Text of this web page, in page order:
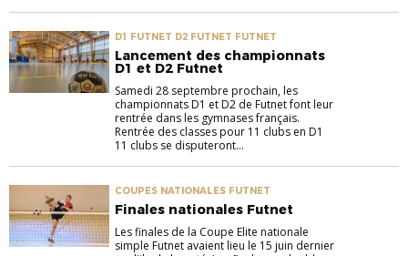
D1 FUTNET D2 FUTNET FUTNET
Lancement des championnats
D1 et D2 Futnet
Samedi 28 septembre prochain, les
championnats D1 et D2 de Futnet font leur
rentrée dans les gymnases français.
Rentrée des classes pour 11 clubs en D1
11 clubs se disputeront...
COUPES NATIONALES FUTNET
Finales nationales Futnet
Les finales de la Coupe Elite nationale
simple Futnet avaient lieu le 15 juin dernier